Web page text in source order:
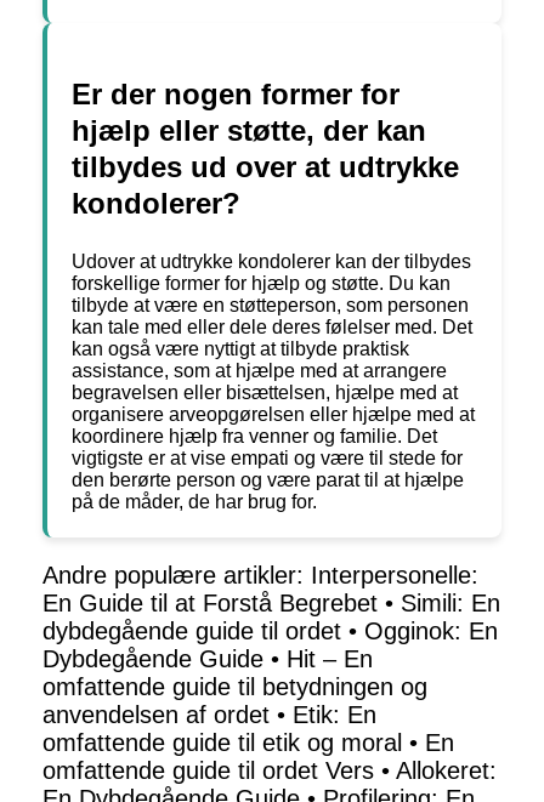
Er der nogen former for
hjælp eller støtte, der kan
tilbydes ud over at udtrykke
kondolerer?
Udover at udtrykke kondolerer kan der tilbydes
forskellige former for hjælp og støtte. Du kan
tilbyde at være en støtteperson, som personen
kan tale med eller dele deres følelser med. Det
kan også være nyttigt at tilbyde praktisk
assistance, som at hjælpe med at arrangere
begravelsen eller bisættelsen, hjælpe med at
organisere arveopgørelsen eller hjælpe med at
koordinere hjælp fra venner og familie. Det
vigtigste er at vise empati og være til stede for
den berørte person og være parat til at hjælpe
på de måder, de har brug for.
Andre populære artikler: Interpersonelle:
En Guide til at Forstå Begrebet • Simili: En
dybdegående guide til ordet • Ogginok: En
Dybdegående Guide • Hit – En
omfattende guide til betydningen og
anvendelsen af ordet • Etik: En
omfattende guide til etik og moral • En
omfattende guide til ordet Vers • Allokeret: